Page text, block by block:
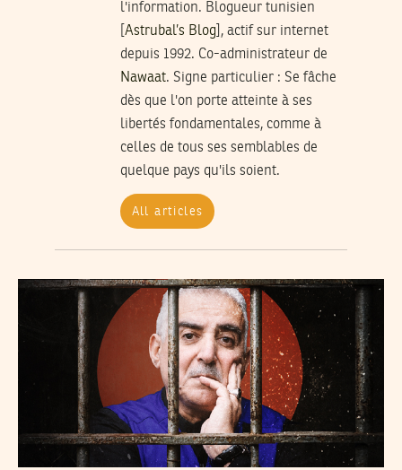
l'information. Blogueur tunisien
Astrubal’s Blog ], actif sur internet
depuis 1992. Co-administrateur de
Nawaat. Signe particulier: Se fâche
dès que l'on porte atteinte à ses
libertés fondamentales, comme à
celles de tous ses semblables de
quelque pays qu'ils soient.
All articles